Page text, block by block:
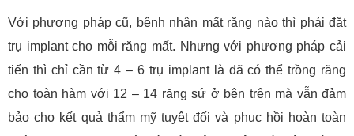
Với phương pháp cũ, bệnh nhân mất răng nào thì phải đặt
trụ implant cho mỗi răng mất. Nhưng với phương pháp cải
tiến thì chỉ cần từ 4 – 6 trụ implant là đã có thể trồng răng
cho toàn hàm với 12 – 14 răng sứ ở bên trên mà vẫn đảm
bảo cho kết quả thẩm mỹ tuyệt đối và phục hồi hoàn toàn